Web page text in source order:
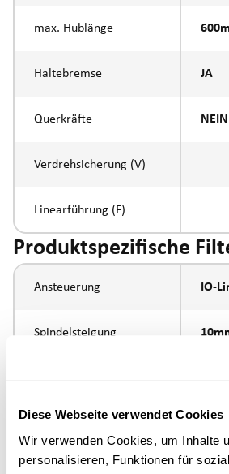
Diese Webseite verwendet Cookies
Wir verwenden Cookies, um Inhalte
personalisieren, Funktionen für
max. Hublänge
Haltebremse JA
Querkräfte NEIN
Verdrehsicherung (V)
Linearführung (F)
Produktspezifische
Ansteuerung IO-
Spindelsteigung
Kolbenstangen-
Anbindung